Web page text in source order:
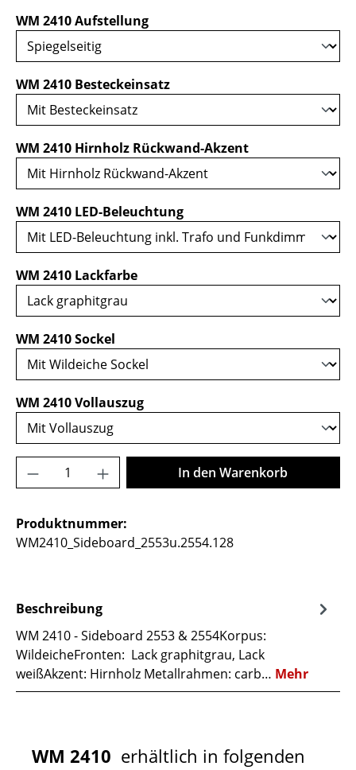
WM 2410 Aufstellungauswählen
WM 2410 Besteckeinsatzauswählen
WM 2410 Hirnholz Rückwand-Akzentauswählen
WM 2410 LED-Beleuchtungauswählen
WM 2410 Lackfarbeauswählen
WM 2410 Sockel
WM 2410 Vollauszugauswählen
Produkt Anzahl: Gib den gewünschten
In den Warenkorb
Produktnummer:
WM2410_Sideboard_2553u.2554.128
Beschreibung
WM 2410 - Sideboard 2553 & 2554Korpus:
WildeicheFronten: Lack graphitgrau, Lack
weißAkzent: Hirnholz Metallrahmen: carb… Mehr
WM 2410 erhältlich in folgenden